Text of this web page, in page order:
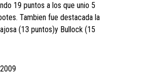
19 puntos a los que unio 5
Tambien fue destacada la
(13 puntos)y Bullock (15